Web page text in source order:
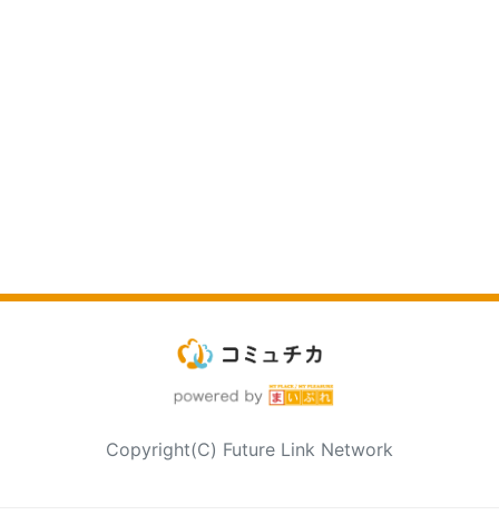
Copyright(C) Future Link Network